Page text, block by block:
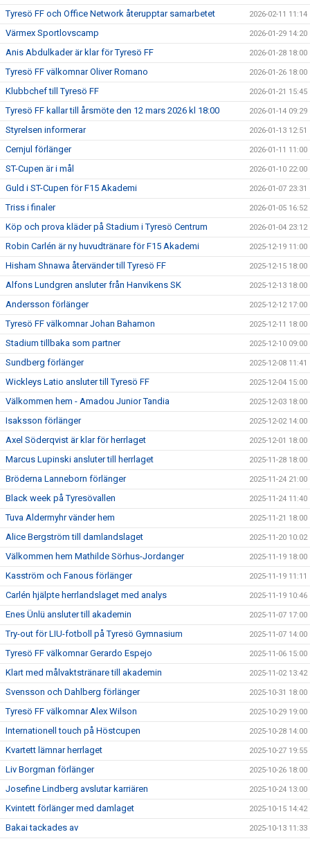
Tyresö FF och Office Network återupptar samarbetet 2026-02-11 11:14
Värmex Sportlovscamp 2026-01-29 14:20
Anis Abdulkader är klar för Tyresö FF 2026-01-28 18:00
Tyresö FF välkomnar Oliver Romano 2026-01-26 18:00
Klubbchef till Tyresö FF 2026-01-21 15:45
Tyresö FF kallar till årsmöte den 12 mars 2026 kl 18:00 2026-01-14 09:29
Styrelsen informerar 2026-01-13 12:51
Cernjul förlänger 2026-01-11 11:00
ST-Cupen är i mål 2026-01-10 22:00
Guld i ST-Cupen för F15 Akademi 2026-01-07 23:31
Triss i finaler 2026-01-05 16:52
Köp och prova kläder på Stadium i Tyresö Centrum 2026-01-04 23:12
Robin Carlén är ny huvudtränare för F15 Akademi 2025-12-19 11:00
Hisham Shnawa återvänder till Tyresö FF 2025-12-15 18:00
Alfons Lundgren ansluter från Hanvikens SK 2025-12-13 18:00
Andersson förlänger 2025-12-12 17:00
Tyresö FF välkomnar Johan Bahamon 2025-12-11 18:00
Stadium tillbaka som partner 2025-12-10 09:00
Sundberg förlänger 2025-12-08 11:41
Wickleys Latio ansluter till Tyresö FF 2025-12-04 15:00
Välkommen hem - Amadou Junior Tandia 2025-12-03 18:00
Isaksson förlänger 2025-12-02 14:00
Axel Söderqvist är klar för herrlaget 2025-12-01 18:00
Marcus Lupinski ansluter till herrlaget 2025-11-28 18:00
Bröderna Lanneborn förlänger 2025-11-24 21:00
Black week på Tyresövallen 2025-11-24 11:40
Tuva Aldermyhr vänder hem 2025-11-21 18:00
Alice Bergström till damlandslaget 2025-11-20 10:02
Välkommen hem Mathilde Sörhus-Jordanger 2025-11-19 18:00
Kasström och Fanous förlänger 2025-11-19 11:11
Carlén hjälpte herrlandslaget med analys 2025-11-19 10:46
Enes Ünlü ansluter till akademin 2025-11-07 17:00
Try-out för LIU-fotboll på Tyresö Gymnasium 2025-11-07 14:00
Tyresö FF välkomnar Gerardo Espejo 2025-11-06 15:00
Klart med målvaktstränare till akademin 2025-11-02 13:42
Svensson och Dahlberg förlänger 2025-10-31 18:00
Tyresö FF välkomnar Alex Wilson 2025-10-29 19:00
Internationell touch på Höstcupen 2025-10-28 14:00
Kvartett lämnar herrlaget 2025-10-27 19:55
Liv Borgman förlänger 2025-10-26 18:00
Josefine Lindberg avslutar karriären 2025-10-24 13:00
Kvintett förlänger med damlaget 2025-10-15 14:42
Bakai tackades av 2025-10-13 11:33